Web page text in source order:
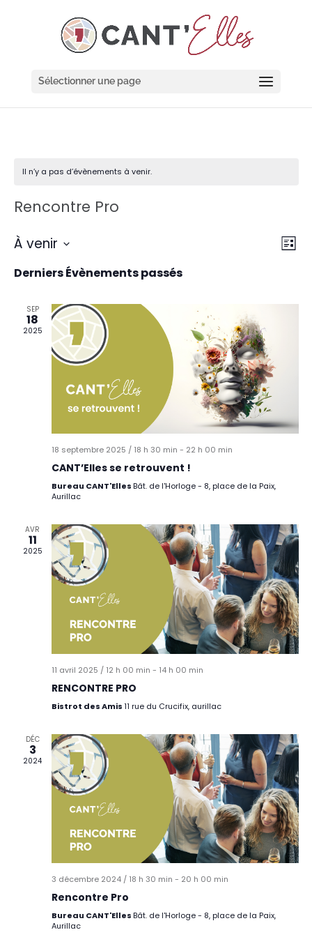
Sélectionner une page
Il n’y a pas d’évènements à venir.
Rencontre Pro
par
de
Liste
À venir
une
date.
Derniers Évènements passés
SEP
18
2025
18 septembre 2025 / 18 h 30 min - 22 h 00 min
CANT’Elles se retrouvent !
Bureau CANT'Elles Bât. de l'Horloge - 8, place de la Paix,
Aurillac
AVR
11
2025
11 avril 2025 / 12 h 00 min - 14 h 00 min
RENCONTRE PRO
Bistrot des Amis11 rue du Crucifix, aurillac
DÉC
3
2024
3 décembre 2024 / 18 h 30 min - 20 h 00 min
Rencontre Pro
Bureau CANT'Elles Bât. de l'Horloge - 8, place de la Paix,
Aurillac